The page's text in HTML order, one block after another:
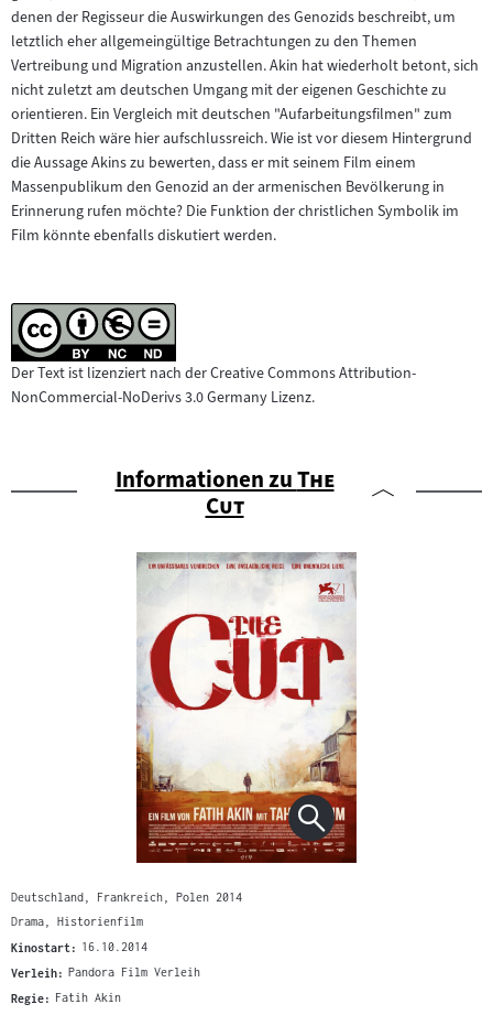
denen der Regisseur die Auswirkungen des Genozids beschreibt, um
letztlich eher allgemeingültige Betrachtungen zu den Themen
Vertreibung und Migration anzustellen. Akin hat wiederholt betont, sich
nicht zuletzt am deutschen Umgang mit der eigenen Geschichte zu
orientieren. Ein Vergleich mit deutschen "Aufarbeitungsfilmen" zum
Dritten Reich wäre hier aufschlussreich. Wie ist vor diesem Hintergrund
die Aussage Akins zu bewerten, dass er mit seinem Film einem
Massenpublikum den Genozid an der armenischen Bevölkerung in
Erinnerung rufen möchte? Die Funktion der christlichen Symbolik im
Film könnte ebenfalls diskutiert werden.
Der Text ist lizenziert nach der Creative Commons Attribution-
NonCommercial-NoDerivs 3.0 Germany Lizenz.
Informationen zu"
The
Cut"
Deutschland, Frankreich, Polen 2014
Drama, Historienfilm
Kinostart: 16.10.2014
Verleih: Pandora Film Verleih
Regie: Fatih Akin